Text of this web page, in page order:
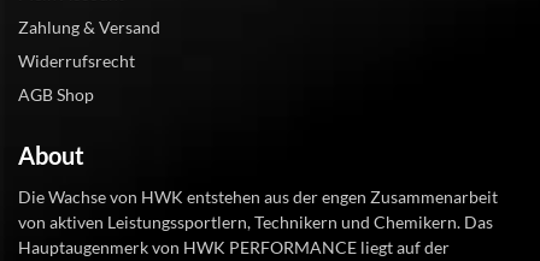
Zahlung & Versand
Widerrufsrecht
AGB Shop
About
Die Wachse von HWK entstehen aus der engen Zusammenarbeit
von aktiven Leistungssportlern, Technikern und Chemikern. Das
Hauptaugenmerk von HWK PERFORMANCE liegt auf der